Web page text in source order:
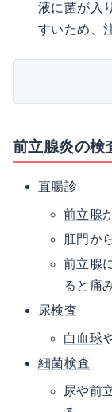
液に菌が入
すいため、
前立腺炎の検
直腸診
前立腺
肛門か
前立腺
ると痛
尿検査
白血球
細菌検査
尿や前